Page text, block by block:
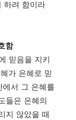
하려 함이라
함
믿음을 지키
가 은혜로 믿
에서 그 은혜를
들은 은혜의
지 않았을 때